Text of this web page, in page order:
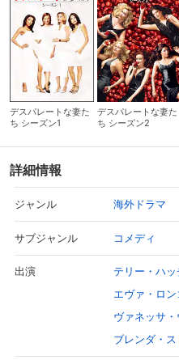
デスパレートな妻た
ち シーズン1
デスパレートな妻た
ち シーズン2
詳細情報
ジャンル 海外ドラマ
サブジャンル コメディ
出演 テリー・ハッ
エヴァ・ロン
ヴァネッサ
ブレンダ・